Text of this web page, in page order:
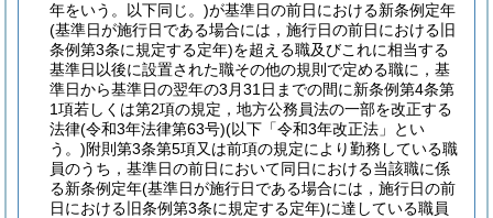
年をいう。以下同じ。)が基準日の前日における新条例定年
(基準日が施行日である場合には，施行日の前日における旧
条例第3条に規定する定年)を超える職及びこれに相当する
基準日以後に設置された職その他の規則で定める職に，基
準日から基準日の翌年の3月31日までの間に新条例第4条第
1項若しくは第2項の規定，地方公務員法の一部を改正する
法律(令和3年法律第63号)(以下「令和3年改正法」とい
う。)附則第3条第5項又は前項の規定により勤務している職
員のうち，基準日の前日において同日における当該職に係
る新条例定年(基準日が施行日である場合には，施行日の前
日における旧条例第3条に規定する定年)に達している職員